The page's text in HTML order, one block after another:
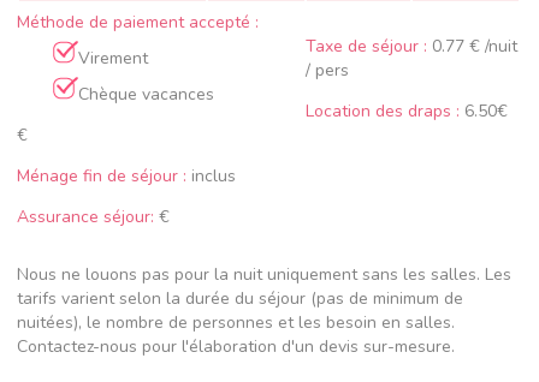
Méthode de paiement accepté :
Virement
Chèque vacances
Taxe de séjour : 0.77 € /nuit
/ pers
Location des draps : 6.50€
€
Ménage fin de séjour : inclus
Assurance séjour: €
Nous ne louons pas pour la nuit uniquement sans les salles. Les
tarifs varient selon la durée du séjour (pas de minimum de
nuitées), le nombre de personnes et les besoin en salles.
Contactez-nous pour l'élaboration d'un devis sur-mesure.